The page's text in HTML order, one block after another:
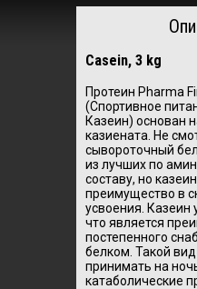
Casein, 3 kg
Протеин Pharma
(Спортивное
Казеин) основан
казиената. Не
сывороточный
из лучших по
составу, но
преимущество в
усвоения. Казеин
что является
постепенного
белком. Такой
принимать на
катаболические